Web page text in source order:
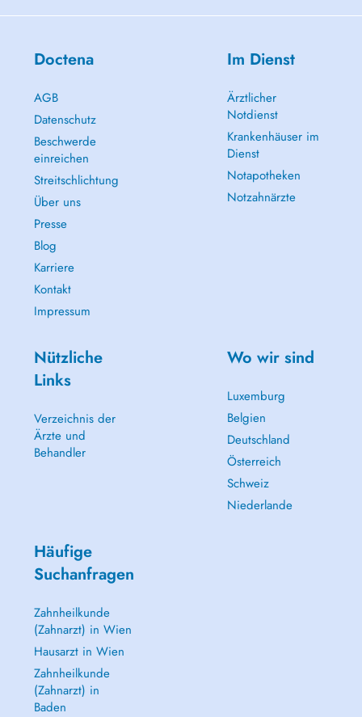
Doctena
AGB
Datenschutz
Beschwerde
einreichen
Streitschlichtung
Über uns
Presse
Blog
Karriere
Kontakt
Impressum
Im Dienst
Ärztlicher
Notdienst
Krankenhäuser im
Dienst
Notapotheken
Notzahnärzte
Nützliche
Links
Verzeichnis der
Ärzte und
Behandler
Wo wir sind
Luxemburg
Belgien
Deutschland
Österreich
Schweiz
Niederlande
Häufige
Suchanfragen
Zahnheilkunde
(Zahnarzt) in Wien
Hausarzt in Wien
Zahnheilkunde
(Zahnarzt) in
Baden